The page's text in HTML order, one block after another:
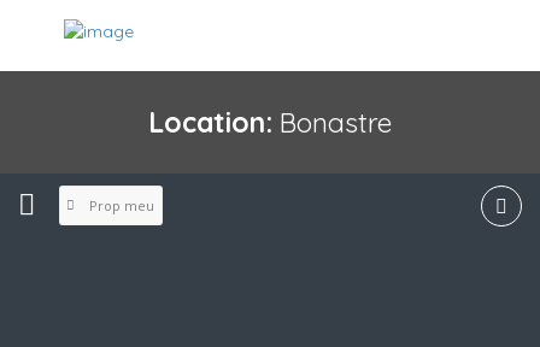
Location: Bonastre
Prop meu